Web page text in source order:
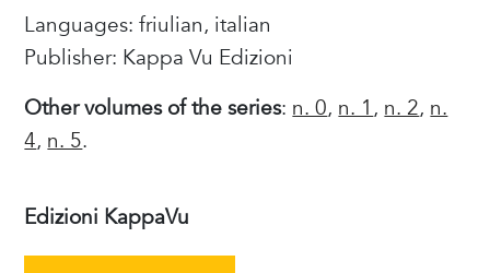
Languages: friulian, italian
Publisher: Kappa Vu Edizioni
Other volumes of the series: n. 0, n. 1, n. 2, n.
4, n. 5.
Edizioni KappaVu